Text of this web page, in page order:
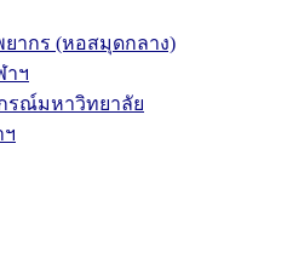
ากร (หอสมุดกลาง)
าฯ
รณ์มหาวิทยาลัย